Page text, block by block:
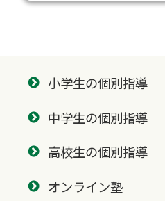
小学生の個別指導
中学生の個別指導
高校生の個別指導
オンライン塾